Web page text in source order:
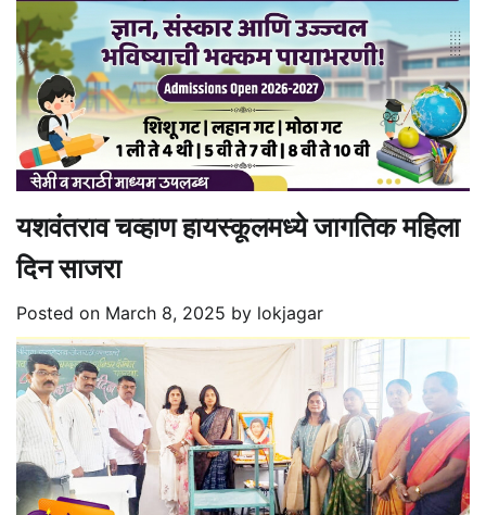
यशवंतराव चव्हाण हायस्कूलमध्ये जागतिक महिला
दिन साजरा
Posted on March 8, 2025 by lokjagar